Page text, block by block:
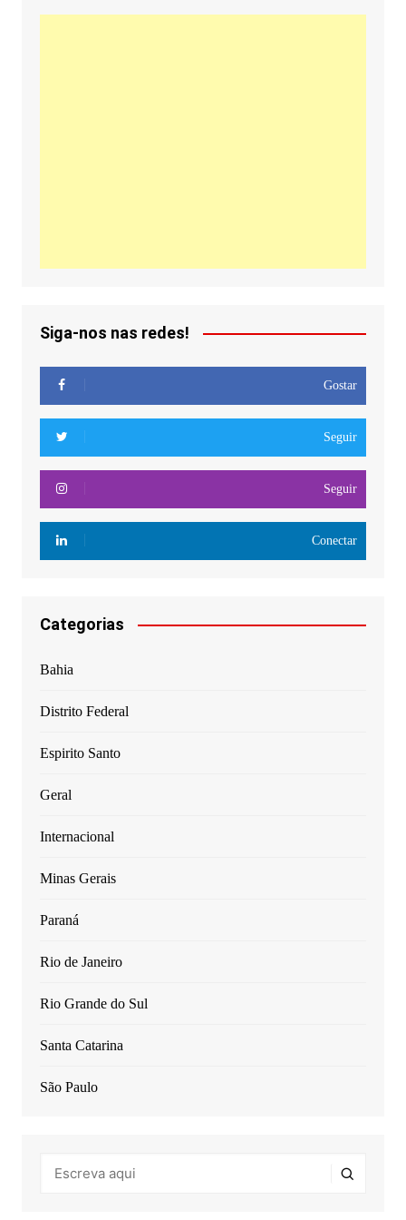
Siga-nos nas redes!
Gostar
Seguir
Seguir
Conectar
Categorias
Bahia
Distrito Federal
Espirito Santo
Geral
Internacional
Minas Gerais
Paraná
Rio de Janeiro
Rio Grande do Sul
Santa Catarina
São Paulo